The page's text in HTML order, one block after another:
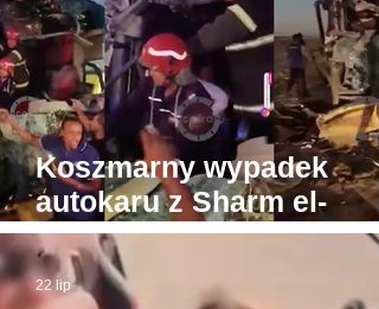
Koszmarny wypadek
autokaru z Sharm el-
Sheikh do Gizy. Turyści
byli w drodze do Piramid
22 lip